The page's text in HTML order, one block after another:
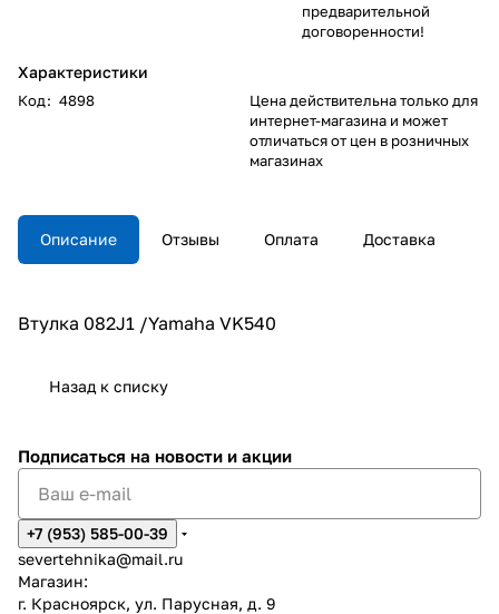
Характеристики
Код: 4898
предварительной
договоренности!
Цена действительна только для
интернет-магазина и может
отличаться от цен в розничных
магазинах
Описание Отзывы Оплата Доставка
Втулка 082J1 /Yamaha VK540
Назад к списку
Подписаться на новости и акции
+7 (953) 585-00-39
severtehnika@mail.ru
Магазин:
г. Красноярск, ул. Парусная, д. 9